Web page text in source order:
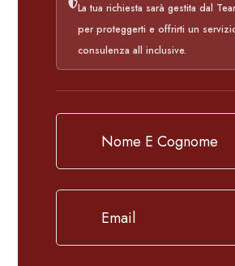
La tua richiesta sarà gestita dal
per proteggerti e offrirti un
consulenza all inclusive.